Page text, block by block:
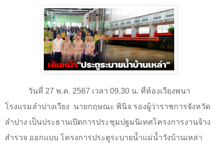
วันที่ 27 พ.ค. 2567 เวลา 09.30 น. ที่ห้องเวียงพนา
โรงแรมลำปางเวียง นายกฤษณะ พินิจ รองผู้ว่าราชการจังหวัด
ลำปาง เป็นประธานเปิดการประชุมปฐมนิเทศโครงการงานจ้าง
สำรวจ ออกแบบ โครงการประตูระบายน้ำแม่น้ำวังบ้านเหล่า